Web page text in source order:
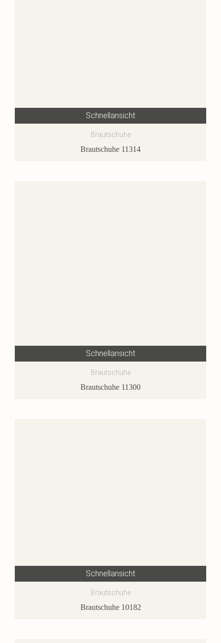
Schnellansicht
Brautschuhe
Brautschuhe 11314
Schnellansicht
Brautschuhe
Brautschuhe 11300
Schnellansicht
Brautschuhe
Brautschuhe 10182